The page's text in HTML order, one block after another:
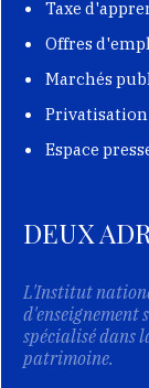
Taxe
Offres
Marchés
Privatisation
Espace
DEUX
L'Institut
d'enseignement
spécialisé dans
patrimoine.